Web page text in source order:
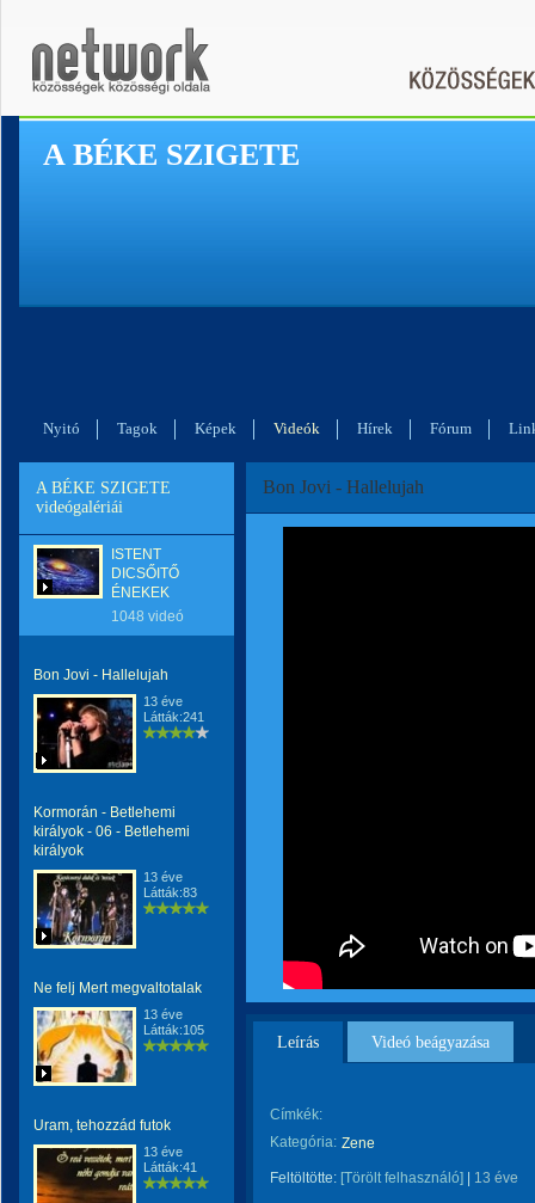
A BÉKE SZIGETE
Nyitó Tagok Képek Videók Hírek Fórum
A BÉKE SZIGETE
videógalériái
ISTENT
DICSŐITŐ
ÉNEKEK
1048 videó
Bon Jovi - Hallelujah
13 éve
Látták:241
Kormorán - Betlehemi
királyok - 06 - Betlehemi
királyok
13 éve
Látták:83
Ne felj Mert megvaltotalak
13 éve
Látták:105
Uram, tehozzád futok
13 éve
Látták:41
Bon Jovi - Hallelujah
Leírás Videó beágyazása
Címkék:
Kategória: Zene
Feltöltötte: [Törölt felhasználó] 13 éve